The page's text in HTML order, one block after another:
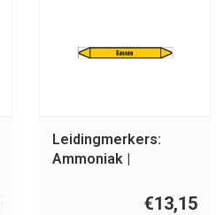
Leidingmerkers:
Ammoniak |
€13,15